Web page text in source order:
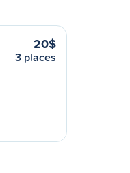
20$
3 places